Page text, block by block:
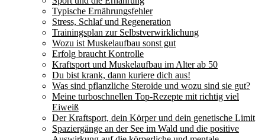
Typische Ernährungsfehler
Stress, Schlaf und Regeneration
Trainingsplan zur Selbstverwirklichung
Wozu ist Muskelaufbau sonst gut
Erfolg braucht Kontrolle
Kraftsport und Muskelaufbau im Alter ab 50
Du bist krank, dann kuriere dich aus!
Was sind pflanzliche Steroide und wozu sind sie gut?
Meine turboschnellen Top-Rezepte mit richtig viel
Eiweiß
Der Kraftsport, dein Körper und dein genetische Limit
Spaziergänge an der See im Wald und die positive